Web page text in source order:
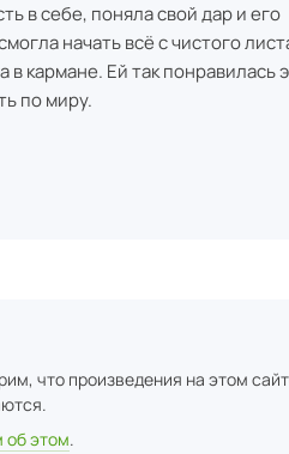
в себе, поняла свой дар и его
начать всё с чистого
в кармане. Ей так понравилась
по миру.
что произведения на этом
об этом.